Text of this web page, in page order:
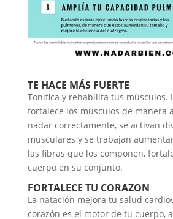
TE HACE MÁS FUERTE
Tonifica y rehabilita tus músculos.
fortalece los músculos de manera
nadar correctamente, se activan
musculares y se trabajan
las fibras que los componen,
cuerpo en su conjunto.
FORTALECE TU CORAZON
La natación mejora tu salud
corazón es el motor de tu cuerpo,